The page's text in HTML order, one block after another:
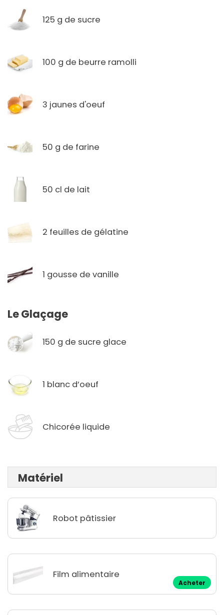
125 g de sucre
100 g de beurre ramolli
3 jaunes d'oeuf
50 g de farine
50 cl de lait
2 feuilles de gélatine
1 gousse de vanille
Le Glaçage
150 g de sucre glace
1 blanc d’oeuf
Chicorée liquide
Matériel
Robot pâtissier
Film alimentaire
Acheter